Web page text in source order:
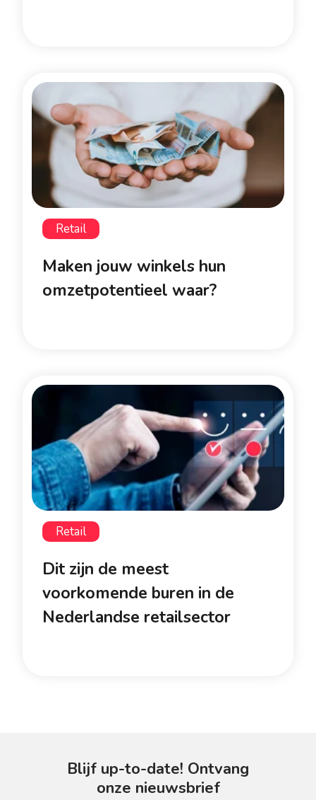
Retail
Maken jouw winkels hun
omzetpotentieel waar?
Retail
Dit zijn de meest
voorkomende buren in de
Nederlandse retailsector
Blijf up-to-date! Ontvang
onze nieuwsbrief